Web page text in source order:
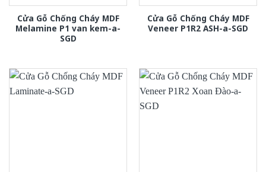
Cửa Gỗ Chống Cháy MDF
Melamine P1 van kem-a-
SGD
Cửa Gỗ Chống Cháy MDF
Veneer P1R2 ASH-a-SGD